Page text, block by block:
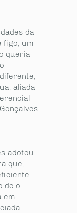
da
figo, um
queria
aliada
adotou
que,
de o
em